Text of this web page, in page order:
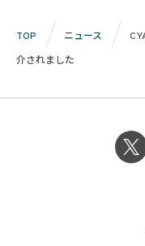
TOP ニュース
介されました